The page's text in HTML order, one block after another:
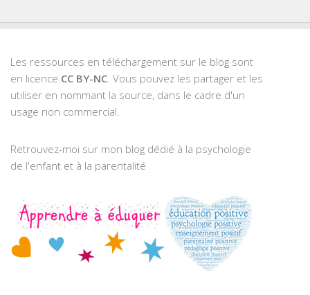
Les ressources en téléchargement sur le blog sont
en licence CC BY-NC. Vous pouvez les partager et les
utiliser en nommant la source, dans le cadre d'un
usage non commercial.
Retrouvez-moi sur mon blog dédié à la psychologie
de l'enfant et à la parentalité